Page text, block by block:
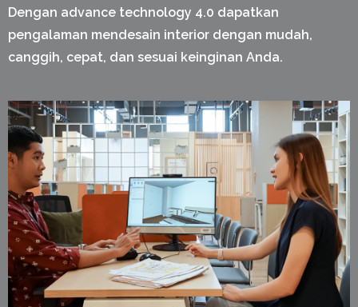
Dengan advance technology 4.0 dapatkan
pengalaman mendesain interior dengan mudah,
canggih, cepat, dan sesuai keinginan Anda.